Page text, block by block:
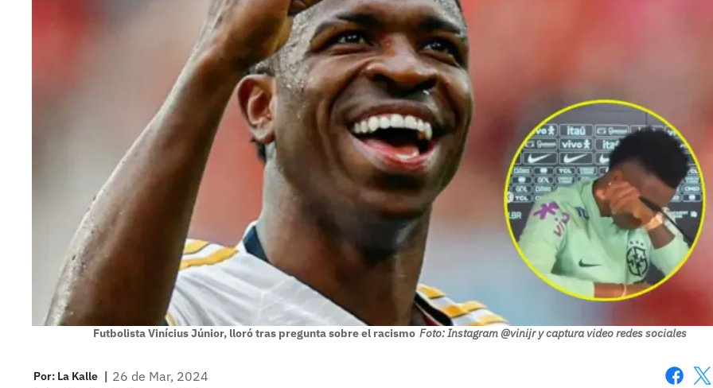
Futbolista Vinícius Júnior, lloró tras pregunta sobre el racismo Foto: Instagram @vinijr y captura video redes sociales
Por: La Kalle | 26 de Mar, 2024